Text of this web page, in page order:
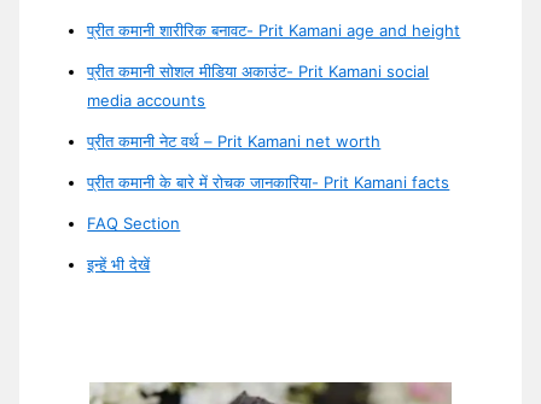
प्रीत कमानी शारीरिक बनावट- Prit Kamani age and height
प्रीत कमानी सोशल मीडिया अकाउंट- Prit Kamani social
media accounts
प्रीत कमानी नेट वर्थ – Prit Kamani net worth
प्रीत कमानी के बारे में रोचक जानकारिया- Prit Kamani facts
FAQ Section
इन्हें भी देखें